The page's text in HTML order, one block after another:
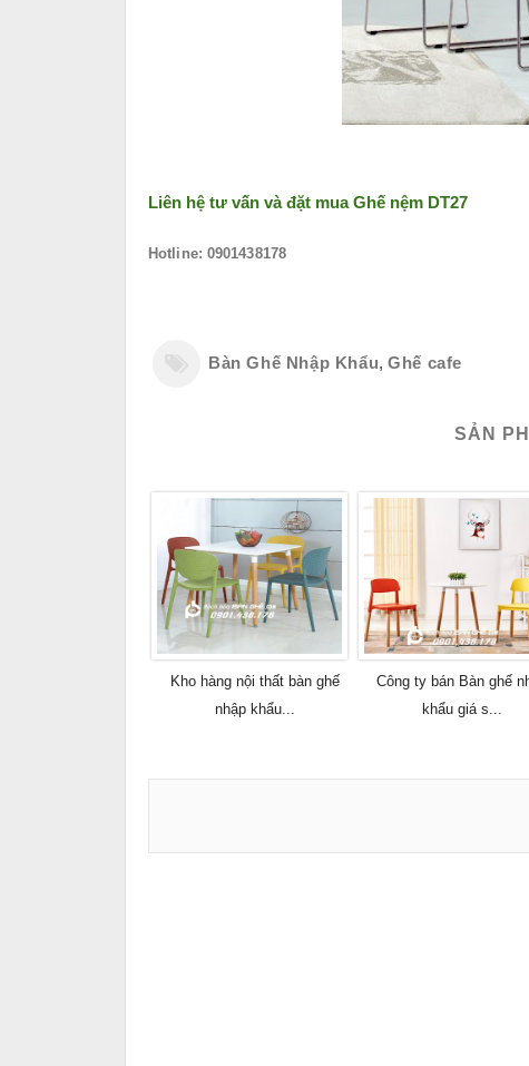
Liên hệ tư vấn và đặt muaGhế nệm DT27
Hotline: 0901438178
Bàn Ghế Nhập Khẩu,Ghế cafe
SẢN
Kho hàng nội thất bàn ghế
nhập khẩu...
Công ty bán Bàn ghế
khẩu giá s...